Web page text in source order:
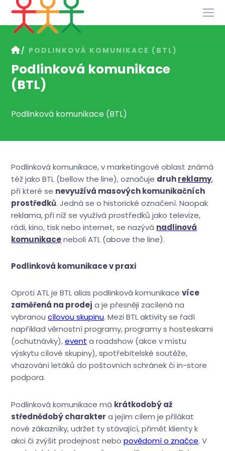
PODLINKOVÁ KOMUNIKACE (BTL)
Podlinková komunikace
(BTL)
Podlinková komunikace (BTL)
Podlinková komunikace, v marketingové oblast známá
též jako BTL (bellow the line), označuje druhreklamy,
při které se nevyužívá masových komunikačních
prostředků. Jedná se o historické označení. Naopak
reklama, při níž se využívá prostředků jako televize,
rádi, kino, tisk nebo internet, se nazývá nadlinová
komunikaceneboli ATL (above the line).
Podlinková komunikace v praxi
Oproti ATL je BTL alias podlinková komunikacevíce
zaměřená na prodej a je přesněji zacílená na
vybranoucílovou skupinu. Mezi BTL aktivity se řadí
například věrnostní programy, programy s hosteskami
(ochutnávky),event a roadshow (akce v místu
výskytu cílové skupiny), spotřebitelské soutěže,
vhazování letáků do poštovních schránek či in-store
podpora.
Podlinková komunikace má krátkodobý až
střednědobý charakter a jejím cílem je přilákat
nové zákazníky, udržet ty stávající, přimět klienty k
akci či zvýšit prodejnost nebopovědomí o značce. V